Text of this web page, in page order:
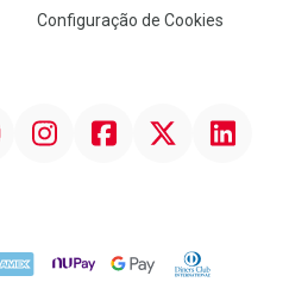
Configuração de Cookies
InstagramFacebook Linkedin
NuPay Google PayDiners Club